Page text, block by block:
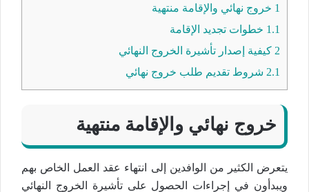
1 خروج نهائي والإقامة منتهية
1.1 خطوات تجديد الإقامة
2 كيفية إصدار تأشيرة الخروج النهائي
2.1 شروط تقديم طلب خروج نهائي
خروج نهائي والإقامة منتهية
يتعرض الكثير من الوافدين إلى انتهاء عقد العمل الخاص بهم
ويبدأون في إجراءات الحصول على تأشيرة الخروج النهائي